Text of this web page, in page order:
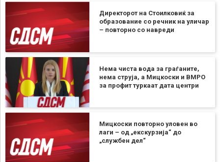
Директорот на Стоилковиќ за
образование со речник на уличар
– повторно со навреди
Нема чиста вода за граѓаните,
нема струја, а Мицкоски и ВМРО
за профит туркаат дата центри
Мицкоски повторно уловен во
лаги – од „екскурзија“ до
„службен дел“